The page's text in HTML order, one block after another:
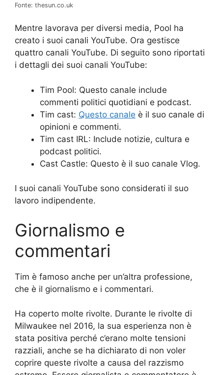
Fonte: thesun.co.uk
Mentre lavorava per diversi media, Pool ha
creato i suoi canali YouTube. Ora gestisce
quattro canali YouTube. Di seguito sono riportati
i dettagli dei suoi canali YouTube:
Tim Pool: Questo canale include
commenti politici quotidiani e podcast.
Tim cast: Questo canale è il suo canale di
opinioni e commenti.
Tim cast IRL: Include notizie, cultura e
podcast politici.
Cast Castle: Questo è il suo canale Vlog.
I suoi canali YouTube sono considerati il suo
lavoro indipendente.
Giornalismo e
commentari
Tim è famoso anche per un’altra professione,
che è il giornalismo e i commentari.
Ha coperto molte rivolte. Durante le rivolte di
Milwaukee nel 2016, la sua esperienza non è
stata positiva perché c’erano molte tensioni
razziali, anche se ha dichiarato di non voler
coprire queste rivolte a causa del razzismo